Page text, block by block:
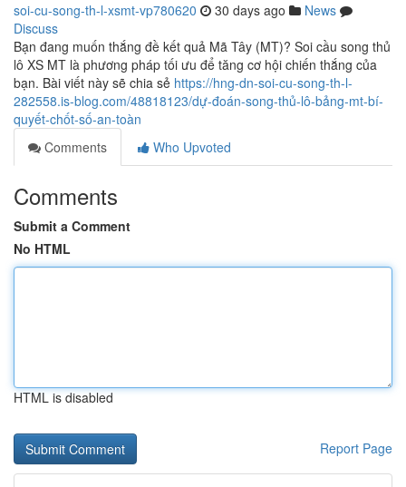
soi-cu-song-th-l-xsmt-vp780620 30 days ago
News
Discuss
Bạn đang muốn thắng đề kết quả Mã Tây (MT)? Soi cầu song thủ
lô XS MT là phương pháp tối ưu để tăng cơ hội chiến thắng của
bạn. Bài viết này sẽ chia sẻ https://hng-dn-soi-cu-song-th-l-
282558.is-blog.com/48818123/dự-đoán-song-thủ-lô-bảng-mt-bí-
quyết-chốt-số-an-toàn
Comments
Who Upvoted
Comments
Submit a Comment
No HTML
HTML is disabled
Report Page